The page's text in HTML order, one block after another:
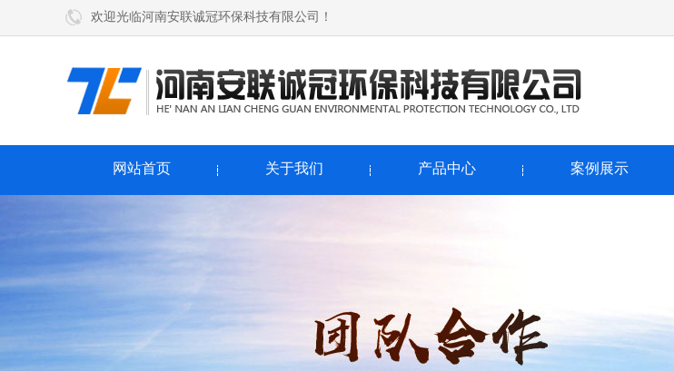
欢迎光临河南安联诚冠环保科技有限公司！
网站首页 关于我们 产品中心 案例展示